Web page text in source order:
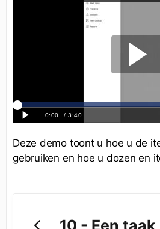
Deze demo toont u hoe u de
gebruiken en hoe u dozen en
10 - Een